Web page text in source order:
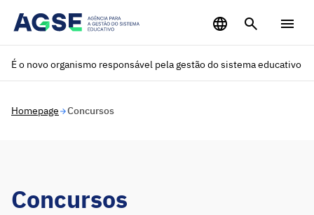
É o novo organismo responsável pela gestão do sistema educativo
Homepage Concursos
Concursos